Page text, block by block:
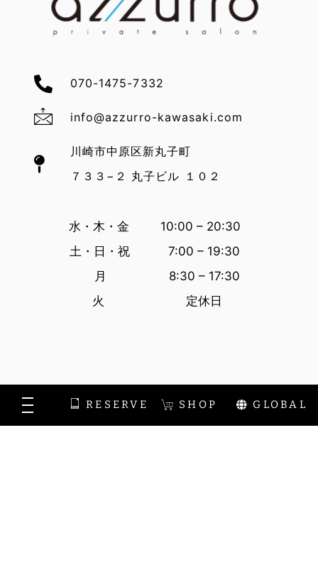
070-1475-7332
info@azzurro-kawasaki.com
川崎市中原区新丸子町
７３３−２ 丸子ビル １０２
水・木・金 10:00 – 20:30
土・日・祝 7:00 – 19:30
月 8:30 – 17:30
火 定休日
RESERVE SHOP GLOBAL